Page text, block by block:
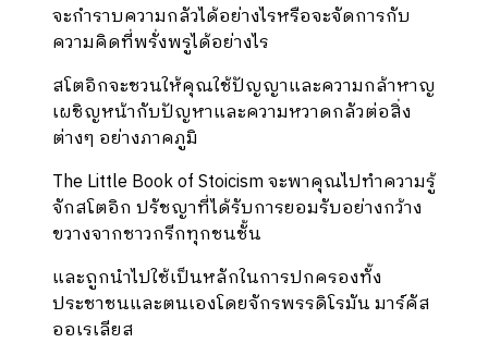
จะกำราบความกลัวได้อย่างไรหรือจะจัดการกับ
ความคิดที่พรั่งพรูได้อย่างไร
สโตอิกจะชวนให้คุณใช้ปัญญาและความกล้าหาญ
เผชิญหน้ากับปัญหาและความหวาดกลัวต่อสิ่ง
ต่างๆ อย่างภาคภูมิ
The Little Book of Stoicism จะพาคุณไปทำความรู้
จักสโตอิก ปรัชญาที่ได้รับการยอมรับอย่างกว้าง
ขวางจากชาวกรีกทุกชนชั้น
และถูกนำไปใช้เป็นหลักในการปกครองทั้ง
ประชาชนและตนเองโดยจักรพรรดิโรมัน มาร์คัส
ออเรเลียส